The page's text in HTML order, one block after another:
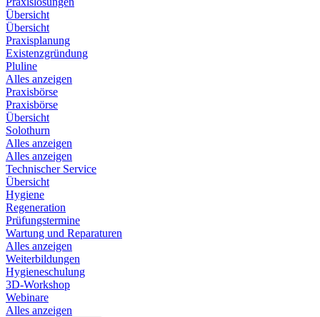
Übersicht
Übersicht
Praxisplanung
Existenzgründung
Pluline
Alles anzeigen
Praxisbörse
Praxisbörse
Übersicht
Solothurn
Alles anzeigen
Alles anzeigen
Technischer Service
Übersicht
Hygiene
Regeneration
Prüfungstermine
Wartung und Reparaturen
Alles anzeigen
Weiterbildungen
Hygieneschulung
3D-Workshop
Webinare
Alles anzeigen